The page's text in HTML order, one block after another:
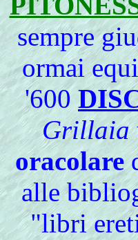
sempre
ormai
'600
Grillaia
oracolare
alle
"libri